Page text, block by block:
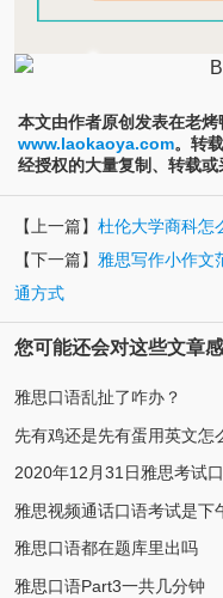
本文由作者原创发表在老
www.laokaoya.com。转
经授权的大量复制、转载或
【上一篇】 杜伦大学商科怎
【下一篇】 雅思写作小作文
通方式
您可能还会对这些文章感
雅思口语乱扯了咋办？
先有鸡还是先有蛋用英文怎
2020年12月31日雅思考试
雅思视频通话口语考试是下
雅思口语都在题库里出吗
雅思口语Part3一共几分钟